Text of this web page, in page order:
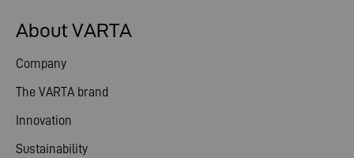
About VARTA
Company
The VARTA brand
Innovation
Sustainability